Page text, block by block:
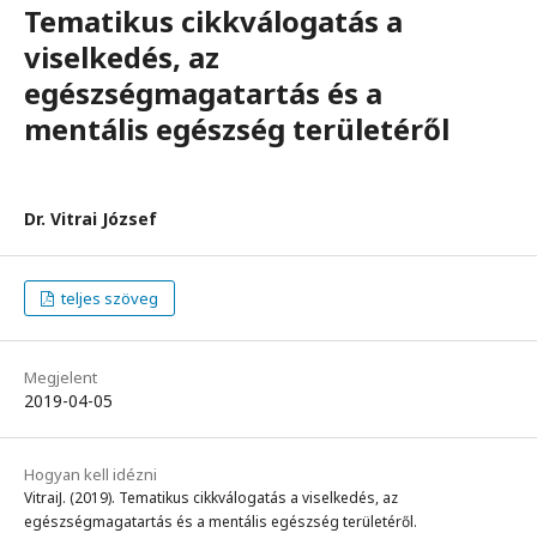
Tematikus cikkválogatás a
viselkedés, az
egészségmagatartás és a
mentális egészség területéről
Dr. Vitrai József
teljes szöveg
Megjelent
2019-04-05
Hogyan kell idézni
VitraiJ. (2019). Tematikus cikkválogatás a viselkedés, az
egészségmagatartás és a mentális egészség területéről.